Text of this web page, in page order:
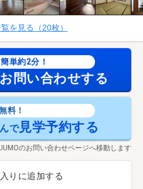
を見る（20枚）
単約2分！
問い合わせする
料！
で見学予約する
のお問い合わせページへ移動します
りに追加する